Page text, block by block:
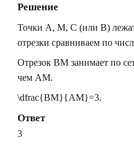
Решение
Точки A, M, C (или B)
отрезки сравниваем по
Отрезок BM занимает по
чем AM.
\dfrac{BM}{AM}=3.
Ответ
3